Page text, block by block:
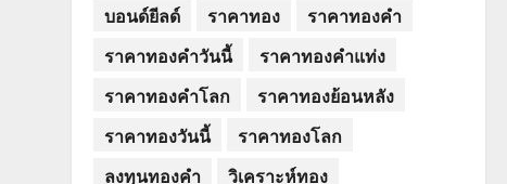
บอนด์ยีลด์
ราคาทอง
ราคาทองคำ
ราคาทองคำวันนี้
ราคาทองคำแท่ง
ราคาทองคำโลก
ราคาทองย้อนหลัง
ราคาทองวันนี้
ราคาทองโลก
ลงทุนทองคำ
วิเคราะห์ทอง